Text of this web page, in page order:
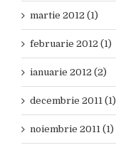
martie 2012 (1)
februarie 2012 (1)
ianuarie 2012 (2)
decembrie 2011 (1)
noiembrie 2011 (1)